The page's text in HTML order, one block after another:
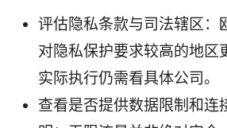
评估隐私条款与司法辖区：
对隐私保护要求较高的地区
实际执行仍需看具体公司。
查看是否提供数据限制和连